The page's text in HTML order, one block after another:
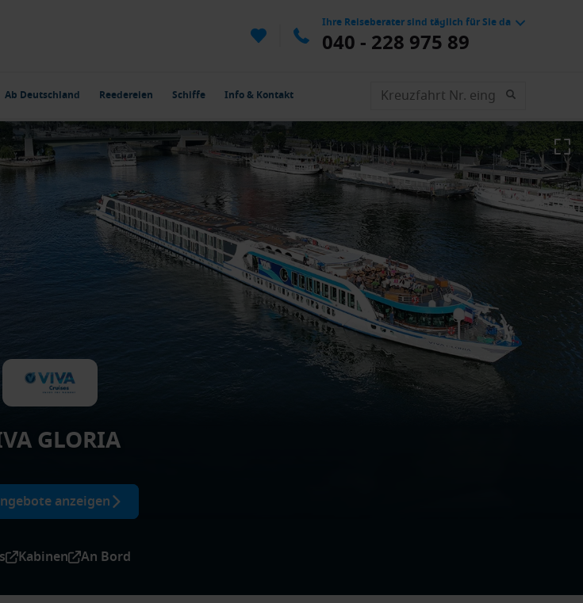
Ihre Reiseberater sind täglich für Sie da
040 - 228 975 89
Ab Deutschland Reedereien Schiffe Info & Kontakt
GLORIA
anzeigen
Kabinen An Bord